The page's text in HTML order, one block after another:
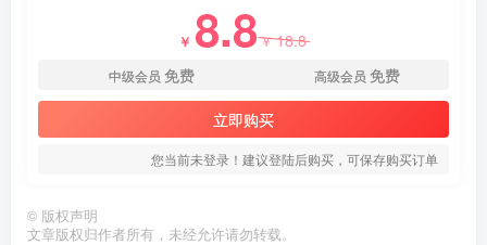
￥ 8.8￥18.8
中级会员 免费 高级会员 免费
立即购买
您当前未登录！建议登陆后购买，可保存购买订单
© 版权声明
文章版权归作者所有，未经允许请勿转载。